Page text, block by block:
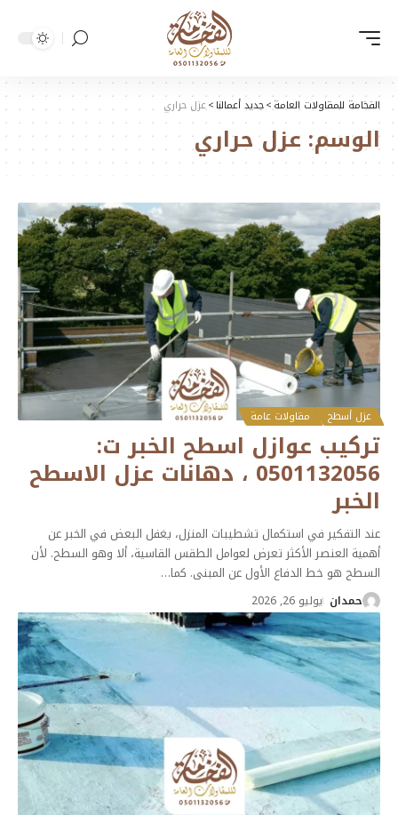
الفخامة للمقاولات العامة>جديد أعمالنا>عزل حراري
الوسم: عزل حراري
عزل أسطح مقاولات عامة
تركيب عوازل اسطح الخبر ت:
0501132056 ، دهانات عزل الاسطح
الخبر
عند التفكير في استكمال تشطيبات المنزل، يغفل البعض في الخبر عن
أهمية العنصر الأكثر تعرض لعوامل الطقس القاسية، ألا وهو السطح. لأن
السطح هو خط الدفاع الأول عن المبنى. كما…
حمدان يوليو 26, 2026